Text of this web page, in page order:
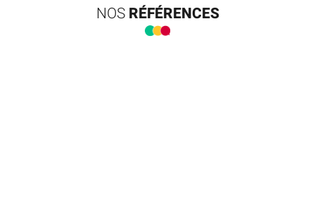
NOSRÉFÉRENCES